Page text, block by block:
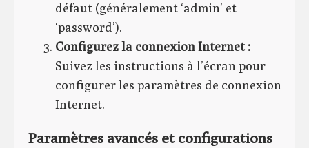
défaut (généralement ‘admin’ et
‘password’).
Configurez la connexion Internet :
Suivez les instructions à l’écran pour
configurer les paramètres de connexion
Internet.
Paramètres avancés et configurations